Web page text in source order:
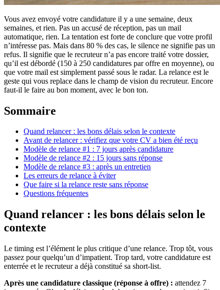
Vous avez envoyé votre candidature il y a une semaine, deux
semaines, et rien. Pas un accusé de réception, pas un mail
automatique, rien. La tentation est forte de conclure que votre profil
n’intéresse pas. Mais dans 80 % des cas, le silence ne signifie pas un
refus. Il signifie que le recruteur n’a pas encore traité votre dossier,
qu’il est débordé (150 à 250 candidatures par offre en moyenne), ou
que votre mail est simplement passé sous le radar. La relance est le
geste qui vous replace dans le champ de vision du recruteur. Encore
faut-il le faire au bon moment, avec le bon ton.
Sommaire
Quand relancer : les bons délais selon le contexte
Avant de relancer : vérifiez que votre CV a bien été reçu
Modèle de relance #1 : 7 jours après candidature
Modèle de relance #2 : 15 jours sans réponse
Modèle de relance #3 : après un entretien
Les erreurs de relance à éviter
Que faire si la relance reste sans réponse
Questions fréquentes
Quand relancer : les bons délais selon le
contexte
Le timing est l’élément le plus critique d’une relance. Trop tôt, vous
passez pour quelqu’un d’impatient. Trop tard, votre candidature est
enterrée et le recruteur a déjà constitué sa short-list.
Après une candidature classique (réponse à offre) : attendez 7